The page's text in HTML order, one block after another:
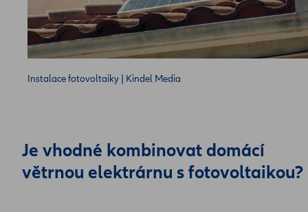
Instalace fotovoltaiky | Kindel Media
Je vhodné kombinovat domácí
větrnou elektrárnu s fotovoltaikou?